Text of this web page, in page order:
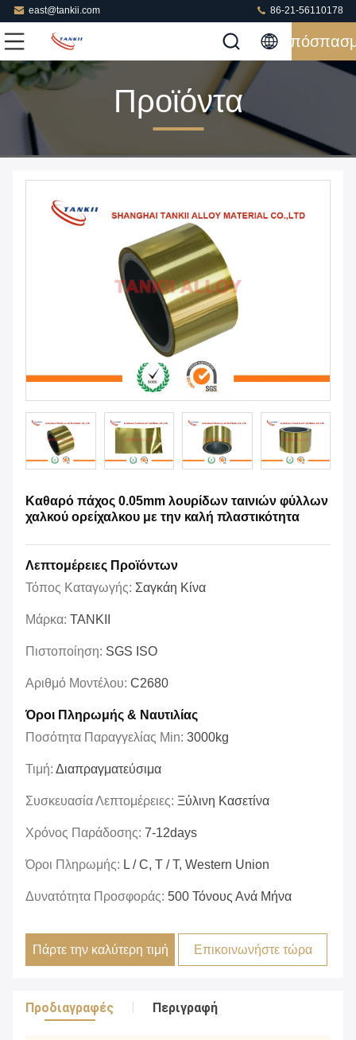
east@tankii.com 86-21-56110178
Προϊόντα
Καθαρό πάχος 0.05mm λουρίδων ταινιών φύλλων
χαλκού ορείχαλκου με την καλή πλαστικότητα
Λεπτομέρειες Προϊόντων
Τόπος Καταγωγής: Σαγκάη Κίνα
Μάρκα: TANKII
Πιστοποίηση: SGS ISO
Αριθμό Μοντέλου: C2680
Όροι Πληρωμής & Ναυτιλίας
Ποσότητα Παραγγελίας Min: 3000kg
Τιμή: Διαπραγματεύσιμα
Συσκευασία Λεπτομέρειες: Ξύλινη Κασετίνα
Χρόνος Παράδοσης: 7-12days
Όροι Πληρωμής: L / C, T / T, Western Union
Δυνατότητα Προσφοράς: 500 Τόνους Ανά Μήνα
Πάρτε την καλύτερη τιμή Επικοινωνήστε τώρα
Προδιαγραφές Περιγραφή